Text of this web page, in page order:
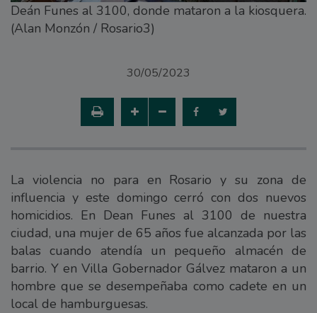
Deán Funes al 3100, donde mataron a la kiosquera.
(Alan Monzón / Rosario3)
30/05/2023
La violencia no para en Rosario y su zona de
influencia y este domingo cerró con dos nuevos
homicidios. En Dean Funes al 3100 de nuestra
ciudad, una mujer de 65 años fue alcanzada por las
balas cuando atendía un pequeño almacén de
barrio. Y en Villa Gobernador Gálvez mataron a un
hombre que se desempeñaba como cadete en un
local de hamburguesas.